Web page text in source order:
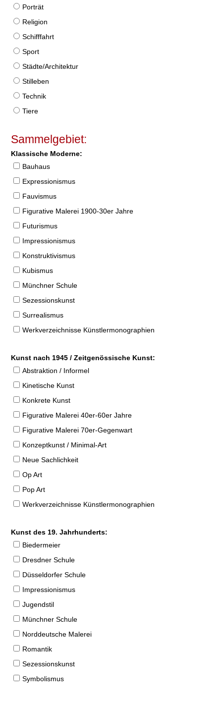
Porträt
Religion
Schifffahrt
Sport
Städte/Architektur
Stilleben
Technik
Tiere
Sammelgebiet:
Klassische Moderne:
Bauhaus
Expressionismus
Fauvismus
Figurative Malerei 1900-30er Jahre
Futurismus
Impressionismus
Konstruktivismus
Kubismus
Münchner Schule
Sezessionskunst
Surrealismus
Werkverzeichnisse Künstlermonographien
Kunst nach 1945 / Zeitgenössische Kunst:
Abstraktion / Informel
Kinetische Kunst
Konkrete Kunst
Figurative Malerei 40er-60er Jahre
Figurative Malerei 70er-Gegenwart
Konzeptkunst / Minimal-Art
Neue Sachlichkeit
Op Art
Pop Art
Werkverzeichnisse Künstlermonographien
Kunst des 19. Jahrhunderts:
Biedermeier
Dresdner Schule
Düsseldorfer Schule
Impressionismus
Jugendstil
Münchner Schule
Norddeutsche Malerei
Romantik
Sezessionskunst
Symbolismus